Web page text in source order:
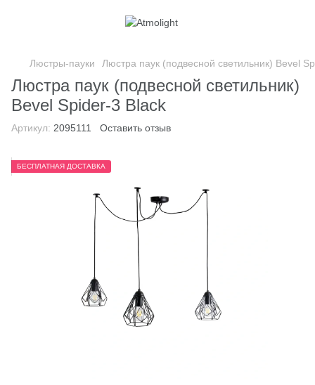
Люстры-пауки Люстра паук (подвесной светильник) Bevel
Люстра паук (подвесной светильник)
Bevel Spider-3 Black
Артикул: 2095111 Оставить отзыв
БЕСПЛАТНАЯ ДОСТАВКА